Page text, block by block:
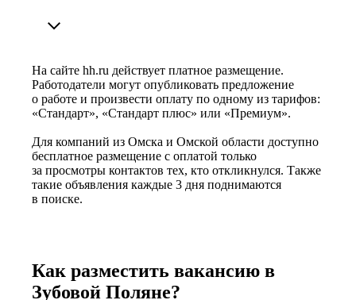
На сайте hh.ru действует платное размещение.
Работодатели могут опубликовать предложение
о работе и произвести оплату по одному из тарифов:
«Стандарт», «Стандарт плюс» или «Премиум».
Для компаний из Омска и Омской области доступно
бесплатное размещение с оплатой только
за просмотры контактов тех, кто откликнулся. Также
такие объявления каждые 3 дня поднимаются
в поиске.
Как разместить вакансию в
Зубовой Поляне?